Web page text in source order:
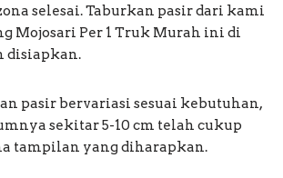
selesai. Taburkan pasir dari kami
Mojosari Per 1 Truk Murah ini di
disiapkan.
pasir bervariasi sesuai kebutuhan,
sekitar 5-10 cm telah cukup
tampilan yang diharapkan.